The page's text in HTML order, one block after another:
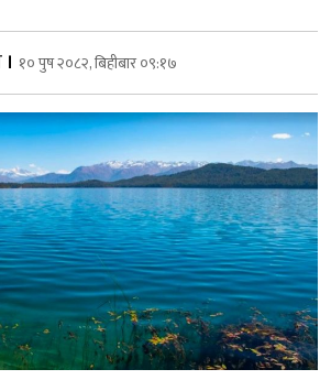
। १० पुष २०८२, बिहीबार ०९:१७